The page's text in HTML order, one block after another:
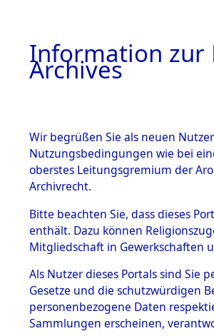
BESTÄNDE
1.
mente
5. Verschiedenes
5.3
Todesmärsche
Information zur
Archives
Wir begrüßen Sie als neuen
Nutzungsbedingungen wie bei
oberstes Leitungsgremium der
Archivrecht.
Bitte beachten Sie, dass dieses
enthält. Dazu können
Mitgliedschaft in Gewerkschaften
Als Nutzer dieses Portals sind Sie
Gesetze und die schutzwürdigen
personenbezogene Daten
Sammlungen erscheinen,